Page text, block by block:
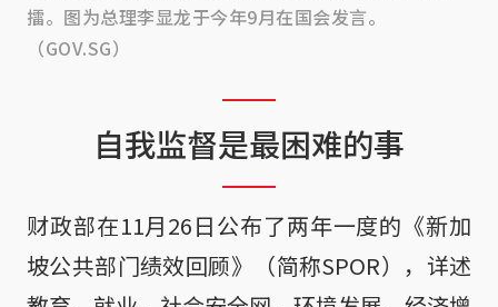
擂。图为总理李显龙于今年9月在国会发言。
（GOV.SG）
自我监督是最困难的事
财政部在11月26日公布了两年一度的《新加
坡公共部门绩效回顾》（简称SPOR），详述